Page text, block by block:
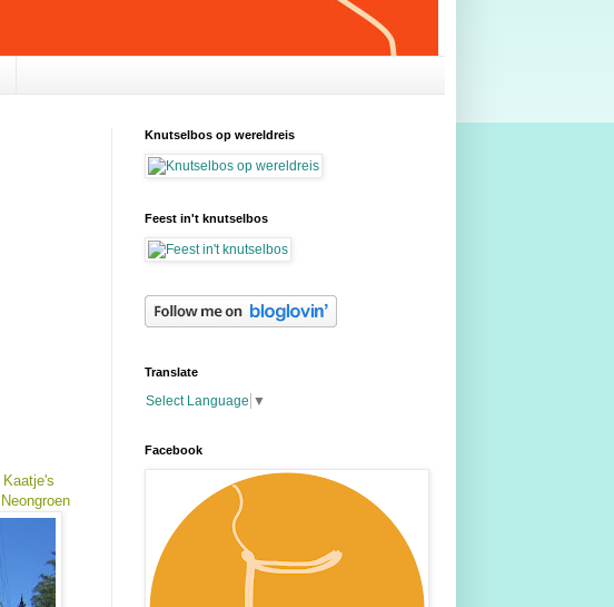
Kaatje's
Neongroen
Knutselbos op wereldreis
Feest in't knutselbos
Translate
Select Language ▼
Facebook